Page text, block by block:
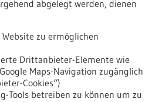
immuntherapien-das-herz-
Nervenzellen
besonders anfällig
abgelegt werden, dienen
zu ermöglichen
Drittanbieter-Elemente wie
Maps-Navigation zugänglich
Cookies“)
Tools betreiben zu können um zu